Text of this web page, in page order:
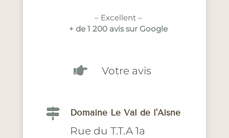
– Excellent –
+ de 1 200 avis sur Google
 Votre avis
 Domaine Le Val de l'Aisne
Rue du T.T.A 1a